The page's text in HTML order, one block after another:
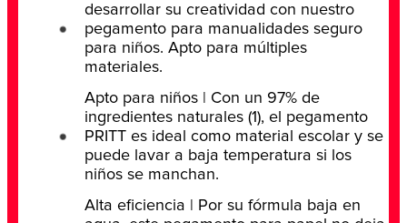
desarrollar su creatividad con nuestro
pegamento para manualidades seguro
para niños. Apto para múltiples
materiales.
Apto para niños | Con un 97% de
ingredientes naturales (1), el pegamento
PRITT es ideal como material escolar y se
puede lavar a baja temperatura si los
niños se manchan.
Alta eficiencia | Por su fórmula baja en